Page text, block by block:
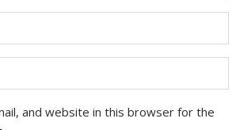
and website in this browser for the